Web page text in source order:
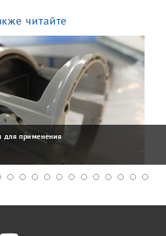
читайте
для применения